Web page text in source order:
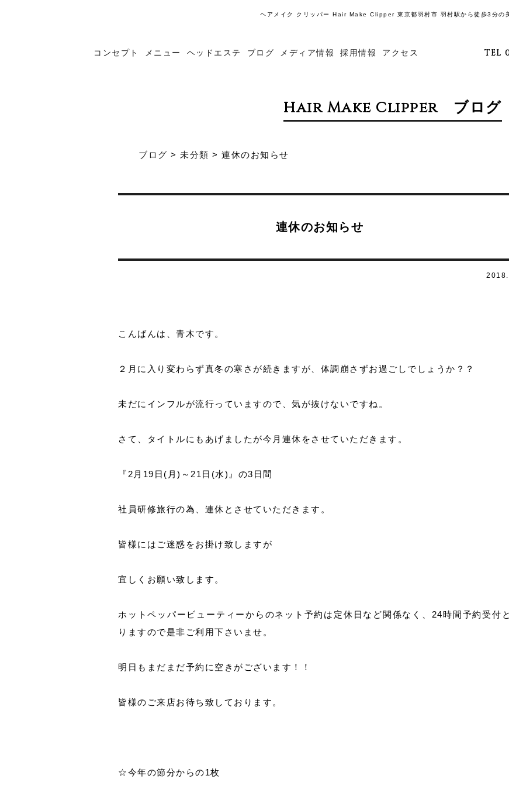
ヘアメイク クリッパー Hair Make Clipper 東京都羽村市 羽村駅から徒歩3分の
コンセプト メニュー ヘッドエステ ブログ メディア情報 採用情報 アクセス TEL
Hair Make Clipper ブログ
ブログ > 未分類 > 連休のお知らせ
連休のお知らせ
こんばんは、青木です。
２月に入り変わらず真冬の寒さが続きますが、体調崩さずお過ごしでしょうか？？
未だにインフルが流行っていますので、気が抜けないですね。
さて、タイトルにもあげましたが今月連休をさせていただきます。
『2月19日(月)～21日(水)』の3日間
社員研修旅行の為、連休とさせていただきます。
皆様にはご迷惑をお掛け致しますが
宜しくお願い致します。
ホットペッパービューティーからのネット予約は定休日など関係なく、24時間予約受付
りますので是非ご利用下さいませ。
明日もまだまだ予約に空きがございます！！
皆様のご来店お待ち致しております。
☆今年の節分からの1枚